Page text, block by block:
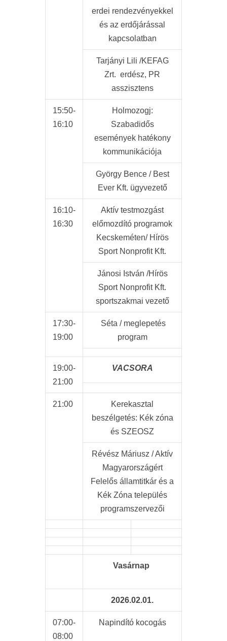
erdei rendezvényekkel
és az erdőjárással
kapcsolatban
Tarjányi Lili /KEFAG
Zrt. erdész, PR
asszisztens
15:50-
16:10
Holmozogj:
Szabadidős
események hatékony
kommunikációja
György Bence / Best
Ever Kft. ügyvezető
16:10-
16:30
Aktív testmozgást
előmozdító programok
Kecskeméten/ Hírös
Sport Nonprofit Kft.
Jánosi István /Hírös
Sport Nonprofit Kft.
sportszakmai vezető
17:30-
19:00
Séta / meglepetés
program
19:00-
21:00
VACSORA
21:00
Kerekasztal
beszélgetés: Kék zóna
és SZEOSZ
Révész Máriusz / Aktív
Magyarországért
Felelős államtitkár és a
Kék Zóna település
programszervezői
Vasárnap
2026.02.01.
07:00-
08:00
Napindító kocogás